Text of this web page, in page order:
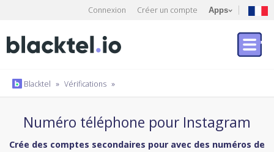
Connexion Créer un compte Apps
Blacktel » Vérifications »
Numéro téléphone pour Instagram
Crée des comptes secondaires pour avec des numéros de